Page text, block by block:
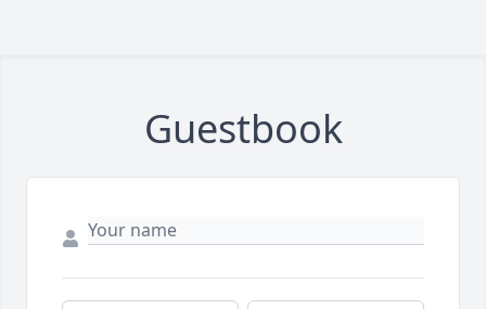
Guestbook